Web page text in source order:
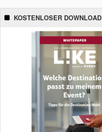
KOSTENLOSER DOWNLOAD